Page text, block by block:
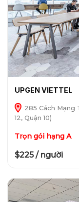
UPGEN VIETTEL
285 Cách Mạng
12, Quận 10)
Trọn gói hạng A
$225 / người